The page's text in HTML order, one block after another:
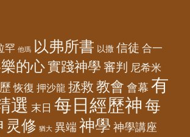
罕 他瑪 以弗所書 以撒 信徒 合一
的心實踐神學 審判 尼希米
恢復 押沙龍 拯救 教會 會幕 有
選 末日 每日經歷神 每
灵修 猶大 異端 神學 神學講座